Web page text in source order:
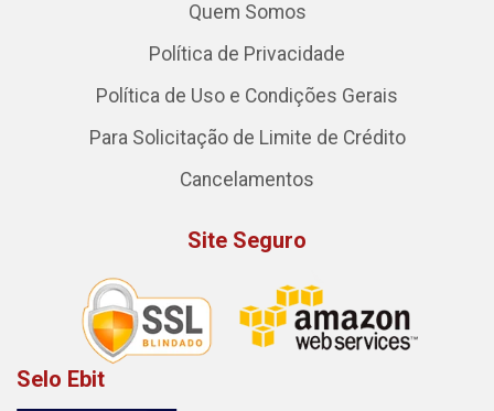
Quem Somos
Política de Privacidade
Política de Uso e Condições Gerais
Para Solicitação de Limite de Crédito
Cancelamentos
Site Seguro
Selo Ebit